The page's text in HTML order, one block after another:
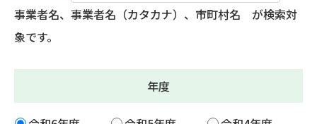
事業者名、事業者名（カタカナ）、市町村名 が検索対
象です。
年度